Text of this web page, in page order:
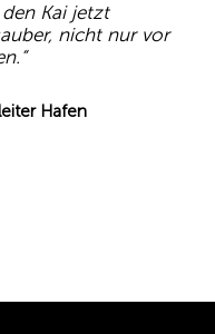
Kai jetzt
nicht nur vor
Hafen